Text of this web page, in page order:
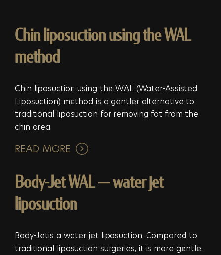
Chin liposuction using the WAL
method
Chin liposuction using the WAL (Water-Assisted
Liposuction) method is a gentler alternative to
traditional liposuction for removing fat from the
chin area.
READ MORE
Body-Jet WAL — water jet
liposuction
Body-Jetis a water jet liposuction. Compared to
traditional liposuction surgeries, it is more gentle.